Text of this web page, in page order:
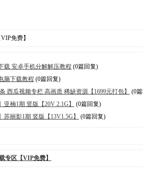
免费】
载 安卓手机分解解压教程 (0篇回复)
脑下载教程 (0篇回复)
西瓜视频专栏 高画质 稀缺资源【1699元打包】
(0
亚楠1期 竖版【20V 2.1G】
(0篇回复)
苏丽影1期 竖版【13V1.5G】
(0篇回复)
专区【VIP免费】